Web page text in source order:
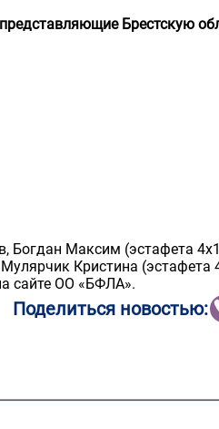
Брестскую
Богдан Максим (эстафета
Кристина (эстафета
сайте ОО «БФЛА».
Поделиться новостью: